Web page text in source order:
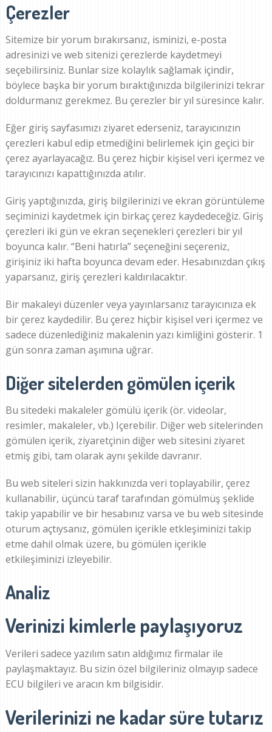
Çerezler
Sitemize bir yorum bırakırsanız, isminizi, e-posta
adresinizi ve web sitenizi çerezlerde kaydetmeyi
seçebilirsiniz. Bunlar size kolaylık sağlamak içindir,
böylece başka bir yorum bıraktığınızda bilgilerinizi tekrar
doldurmanız gerekmez. Bu çerezler bir yıl süresince kalır.
Eğer giriş sayfasımızı ziyaret ederseniz, tarayıcınızın
çerezleri kabul edip etmediğini belirlemek için geçici bir
çerez ayarlayacağız. Bu çerez hiçbir kişisel veri içermez ve
tarayıcınızı kapattığınızda atılır.
Giriş yaptığınızda, giriş bilgilerinizi ve ekran görüntüleme
seçiminizi kaydetmek için birkaç çerez kaydedeceğiz. Giriş
çerezleri iki gün ve ekran seçenekleri çerezleri bir yıl
boyunca kalır. “Beni hatırla” seçeneğini seçereniz,
girişiniz iki hafta boyunca devam eder. Hesabınızdan çıkış
yaparsanız, giriş çerezleri kaldırılacaktır.
Bir makaleyi düzenler veya yayınlarsanız tarayıcınıza ek
bir çerez kaydedilir. Bu çerez hiçbir kişisel veri içermez ve
sadece düzenlediğiniz makalenin yazı kimliğini gösterir. 1
gün sonra zaman aşımına uğrar.
Diğer sitelerden gömülen içerik
Bu sitedeki makaleler gömülü içerik (ör. videolar,
resimler, makaleler, vb.) Içerebilir. Diğer web sitelerinden
gömülen içerik, ziyaretçinin diğer web sitesini ziyaret
etmiş gibi, tam olarak aynı şekilde davranır.
Bu web siteleri sizin hakkınızda veri toplayabilir, çerez
kullanabilir, üçüncü taraf tarafından gömülmüş şeklide
takip yapabilir ve bir hesabınız varsa ve bu web sitesinde
oturum açtıysanız, gömülen içerikle etkleşiminizi takip
etme dahil olmak üzere, bu gömülen içerikle
etkileşiminizi izleyebilir.
Analiz
Verinizi kimlerle paylaşıyoruz
Verileri sadece yazılım satın aldığımız firmalar ile
paylaşmaktayız. Bu sizin özel bilgileriniz olmayıp sadece
ECU bilgileri ve aracın km bilgisidir.
Verilerinizi ne kadar süre tutarız